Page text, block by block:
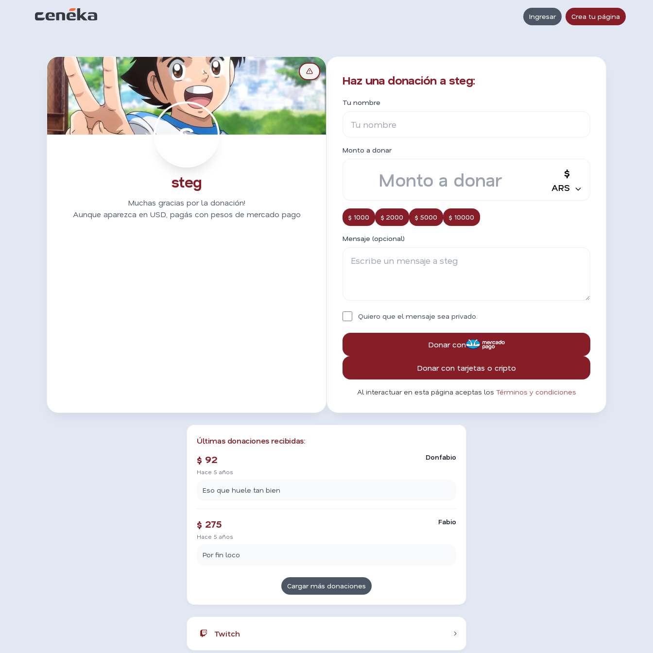
Ingresar Crea tu página
S
steg
Muchas gracias por la donación!
Aunque aparezca en USD, pagás con pesos de mercado pago
Haz una donación a steg:
Tu nombre
Monto a donar
$
ARS
$ 1000 $ 2000 $ 5000 $ 10000
Mensaje (opcional)
Quiero que el mensaje sea privado.
Donar con
Donar con tarjetas o cripto
Al interactuar en esta página aceptas los Términos y condiciones
Últimas donaciones recibidas:
$ 92
Hace 5 años
Donfabio
Eso que huele tan bien
$ 275
Hace 5 años
Fabio
Por fin loco
Cargar más donaciones
Twitch